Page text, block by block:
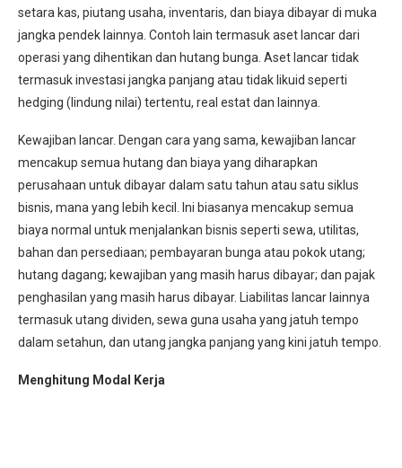
setara kas, piutang usaha, inventaris, dan biaya dibayar di muka
jangka pendek lainnya. Contoh lain termasuk aset lancar dari
operasi yang dihentikan dan hutang bunga. Aset lancar tidak
termasuk investasi jangka panjang atau tidak likuid seperti
hedging (lindung nilai) tertentu, real estat dan lainnya.
Kewajiban lancar. Dengan cara yang sama, kewajiban lancar
mencakup semua hutang dan biaya yang diharapkan
perusahaan untuk dibayar dalam satu tahun atau satu siklus
bisnis, mana yang lebih kecil. Ini biasanya mencakup semua
biaya normal untuk menjalankan bisnis seperti sewa, utilitas,
bahan dan persediaan; pembayaran bunga atau pokok utang;
hutang dagang; kewajiban yang masih harus dibayar; dan pajak
penghasilan yang masih harus dibayar. Liabilitas lancar lainnya
termasuk utang dividen, sewa guna usaha yang jatuh tempo
dalam setahun, dan utang jangka panjang yang kini jatuh tempo.
Menghitung Modal Kerja